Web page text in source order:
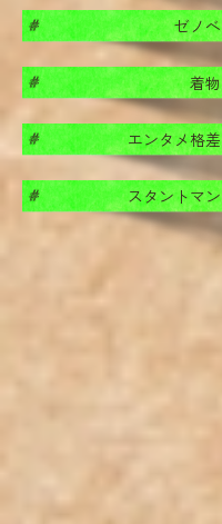
# ゼノべ
# 着物
# エンタメ格差
# スタントマン